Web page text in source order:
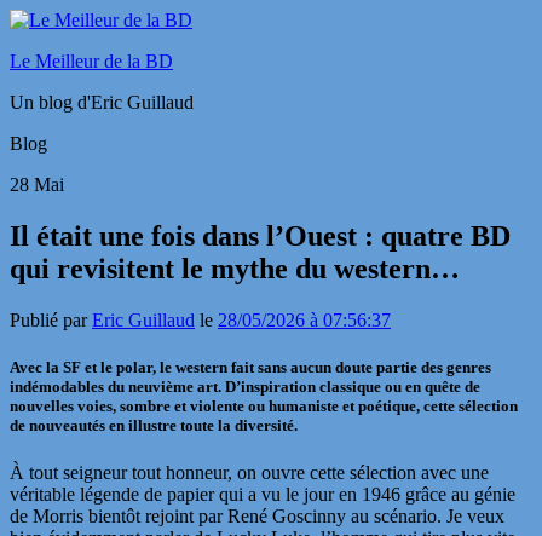
Le Meilleur de la BD
Un blog d'Eric Guillaud
Blog
28 Mai
Il était une fois dans l’Ouest : quatre BD
qui revisitent le mythe du western…
Publié parEric Guillaud le 28/05/2026 à 07:56:37
Avec la SF et le polar, le western fait sans aucun doute partie des genres
indémodables du neuvième art. D’inspiration classique ou en quête de
nouvelles voies, sombre et violente ou humaniste et poétique, cette sélection
de nouveautés en illustre toute la diversité.
À tout seigneur tout honneur, on ouvre cette sélection avec une
véritable légende de papier qui a vu le jour en 1946 grâce au génie
de Morris bientôt rejoint par René Goscinny au scénario. Je veux